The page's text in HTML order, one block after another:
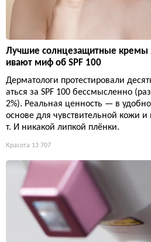
Лучшие солнцезащитные кремы
ивают миф об SPF 100
Дерматологи протестировали
аться за SPF 100 бессмысленно
2%). Реальная ценность — в
основе для чувствительной кожи
т. И никакой липкой плёнки.
Красота 13 707